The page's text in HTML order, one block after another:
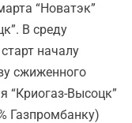
“Новатэк”
В среду
началу
сжиженного
“Криогаз-Высоцк”
Газпромбанку)